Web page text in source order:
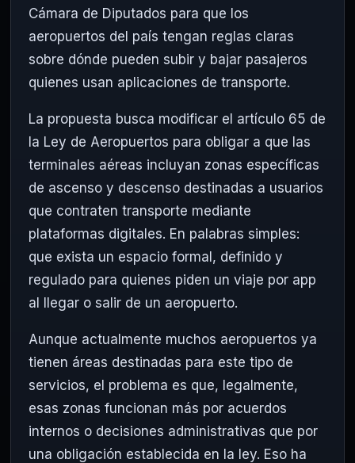
Cámara de Diputados para que los
aeropuertos del país tengan reglas claras
sobre dónde pueden subir y bajar pasajeros
quienes usan aplicaciones de transporte.
La propuesta busca modificar el artículo 65 de
la Ley de Aeropuertos para obligar a que las
terminales aéreas incluyan zonas específicas
de ascenso y descenso destinadas a usuarios
que contraten transporte mediante
plataformas digitales. En palabras simples:
que exista un espacio formal, definido y
regulado para quienes piden un viaje por app
al llegar o salir de un aeropuerto.
Aunque actualmente muchos aeropuertos ya
tienen áreas destinadas para este tipo de
servicios, el problema es que, legalmente,
esas zonas funcionan más por acuerdos
internos o decisiones administrativas que por
una obligación establecida en la ley. Eso ha